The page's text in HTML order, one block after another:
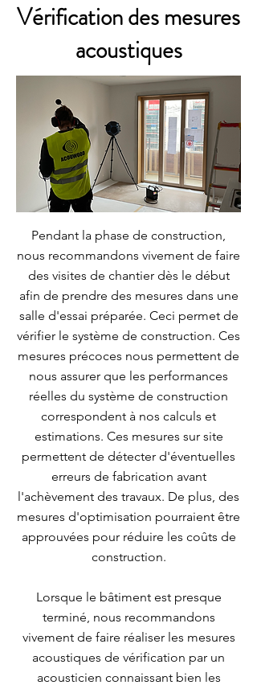
Vérification des mesures
acoustiques
Pendant la phase de construction,
nous recommandons vivement de faire
des visites de chantier dès le début
afin de prendre des mesures dans une
salle d'essai préparée. Ceci permet de
vérifier le système de construction. Ces
mesures précoces nous permettent de
nous assurer que les performances
réelles du système de construction
correspondent à nos calculs et
estimations. Ces mesures sur site
permettent de détecter d'éventuelles
erreurs de fabrication avant
l'achèvement des travaux. De plus, des
mesures d'optimisation pourraient être
approuvées pour réduire les coûts de
construction.
Lorsque le bâtiment est presque
terminé, nous recommandons
vivement de faire réaliser les mesures
acoustiques de vérification par un
acousticien connaissant bien les